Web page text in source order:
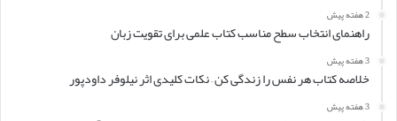
2 هفته پیش
راهنمای انتخاب سطح مناسب کتاب علمی برای تقویت زبان
3 هفته پیش
خلاصه کتاب هر نفس را زندگی کن – نکات کلیدی اثر نیلوفر داودپور
3 هفته پیش